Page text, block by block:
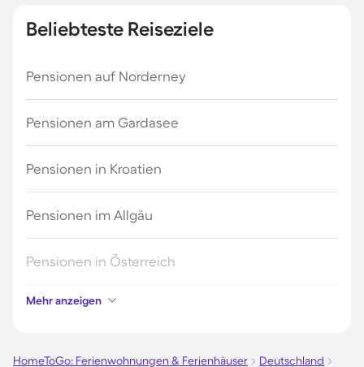
Beliebteste Reiseziele
Pensionen auf Norderney
Pensionen am Gardasee
Pensionen in Kroatien
Pensionen im Allgäu
Pensionen in Österreich
Pensionen in Hamburg
Pensionen in Berlin
Mehr anzeigen
HomeToGo: Ferienwohnungen & Ferienhäuser
Deutschland